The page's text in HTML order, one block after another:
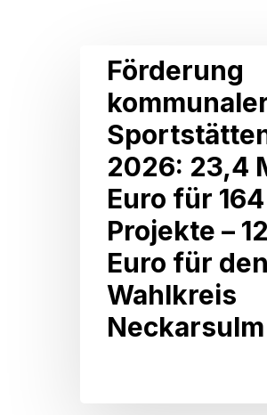
Förderung
kommunaler
Sportstättenbau
2026:
23,4
Millionen
Euro
164
Projekte
Förderung
2026: 23,4
Euro für 164
Projekte –
Euro für den
Wahlkreis
Neckarsulm